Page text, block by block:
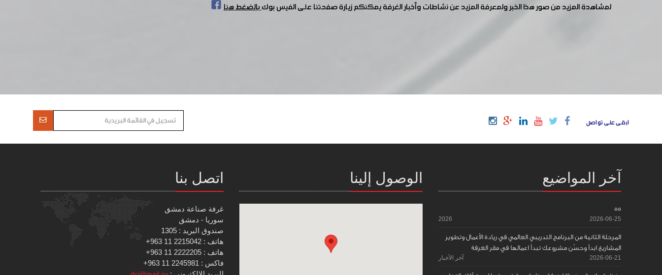
لمشاهدة المزيد من صور هذا الخبر ولمعرفة المزيد عن نشاطات وأخبار الغرفة يمكنكم زيارة صفحتنا على الفيس بوكبالضغط هنا
ابقى على تواصل
آخر المواضيع
55
2026-06-25
2026
المرحلة الثانية من البرنامج التدريبي العالمي في ريادة الأعمال وتطوير
المشاريع ابدأ وحسّن مشروعك تبدأ اعمالها في مقر الغرفة
2026-06-21 آخر الأخبار
الوصول إلينا اتصل بنا
غرفة صناعة دمشق
سوريا - دمشق
صندوق البريد : 1305
هاتف : 2215042 11 963+
هاتف : 2222205 11 963+
فاكس : 2245981 11 963+